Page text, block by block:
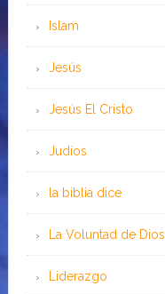
Islam
Jesús
Jesús El Cristo
Judíos
la biblia dice
La Voluntad de Dios
Liderazgo